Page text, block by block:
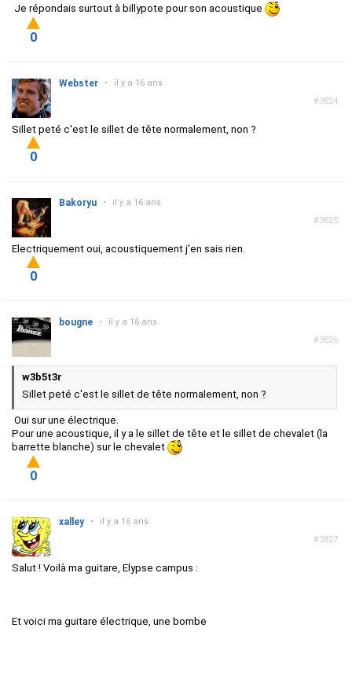
Je répondais surtout à billypote pour son acoustique
0
#3824
Webster • il y a 16 ans
Sillet peté c'est le sillet de tête normalement, non ?
0
#3825
Bakoryu • il y a 16 ans
Electriquement oui, acoustiquement j'en sais rien.
0
#3826
bougne • il y a 16 ans
w3b5t3r
Sillet peté c'est le sillet de tête normalement, non ?
Oui sur une électrique.
Pour une acoustique, il y a le sillet de tête et le sillet de chevalet (la
barrette blanche) sur le chevalet
0
#3827
xalley • il y a 16 ans
Salut ! Voilà ma guitare, Elypse campus :
Et voici ma guitare électrique, une bombe